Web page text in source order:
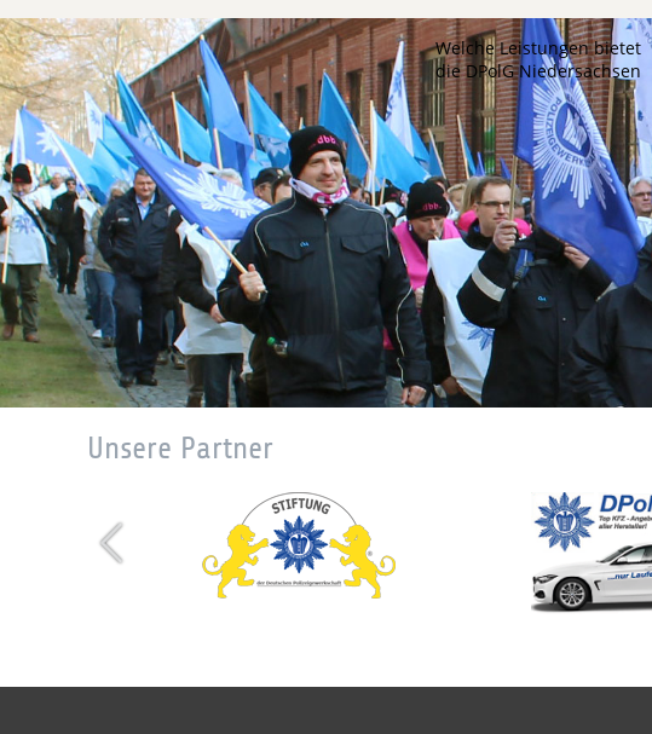
Welche Leistungen bietet
die DPolG Niedersachsen
Unsere Partner